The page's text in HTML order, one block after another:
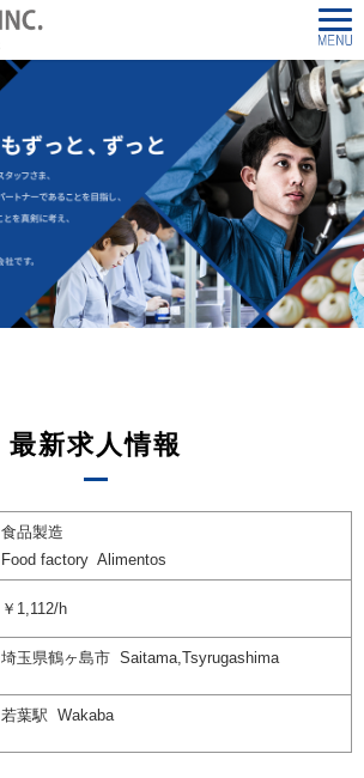
最新求人情報
食品製造
Food factory Alimentos
￥1,112/h
埼玉県鶴ヶ島市 Saitama,Tsyrugashima
若葉駅 Wakaba